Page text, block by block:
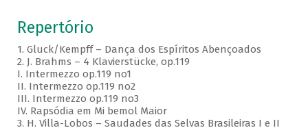
Repertório
1. Gluck/Kempff – Dança dos Espíritos Abençoados
2. J. Brahms – 4 Klavierstücke, op.119
I. Intermezzo op.119 no1
II. Intermezzo op.119 no2
III. Intermezzo op.119 no3
IV. Rapsódia em Mi bemol Maior
3. H. Villa-Lobos – Saudades das Selvas Brasileiras I e II